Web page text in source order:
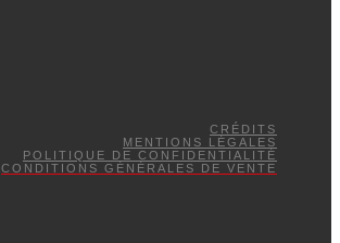
CRÉDITS
MENTIONS LÉGALES
POLITIQUE DE CONFIDENTIALITÉ
CONDITIONS GÉNÉRALES DE VENTE